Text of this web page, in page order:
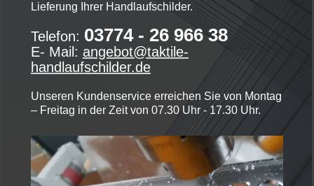
Lieferung Ihrer Handlaufschilder.
Telefon: 03774 - 26 966 38
E- Mail: angebot@taktile-
handlaufschilder.de
Unseren Kundenservice erreichen Sie von Montag
– Freitag in der Zeit von 07.30 Uhr - 17.30 Uhr.